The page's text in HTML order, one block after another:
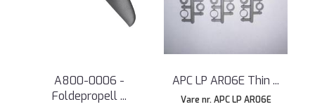
A800-0006 -
Foldepropell ...
APC LP AR06E Thin ...
Vare nr. APC LP AR06E